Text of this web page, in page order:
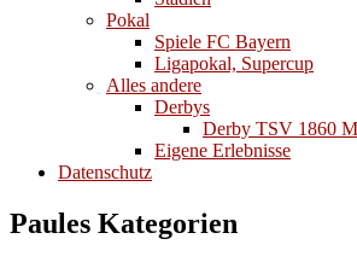
Pokal
Spiele FC Bayern
Ligapokal, Supercup
Alles andere
Derbys
Derby TSV 1860
Eigene Erlebnisse
Datenschutz
Paules Kategorien